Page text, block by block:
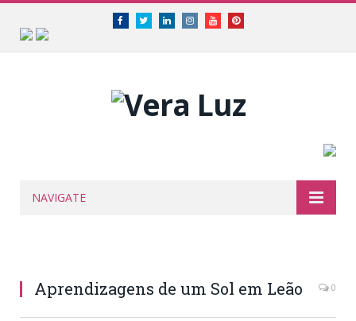
FacebookTwitterLinkedinInstagramYoutubePinterest
NAVIGATE
Aprendizagens de um Sol em Leão 0